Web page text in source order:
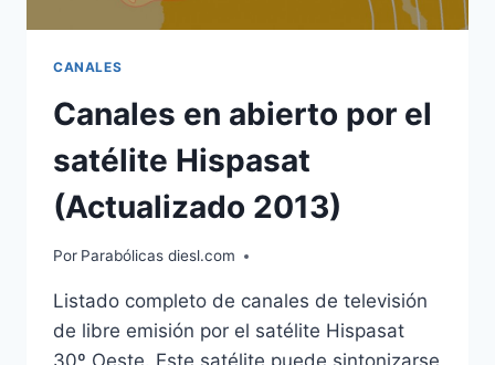
CANALES
Canales en abierto por el
satélite Hispasat
(Actualizado 2013)
Por Parabólicas diesl.com
Listado completo de canales de televisión
de libre emisión por el satélite Hispasat